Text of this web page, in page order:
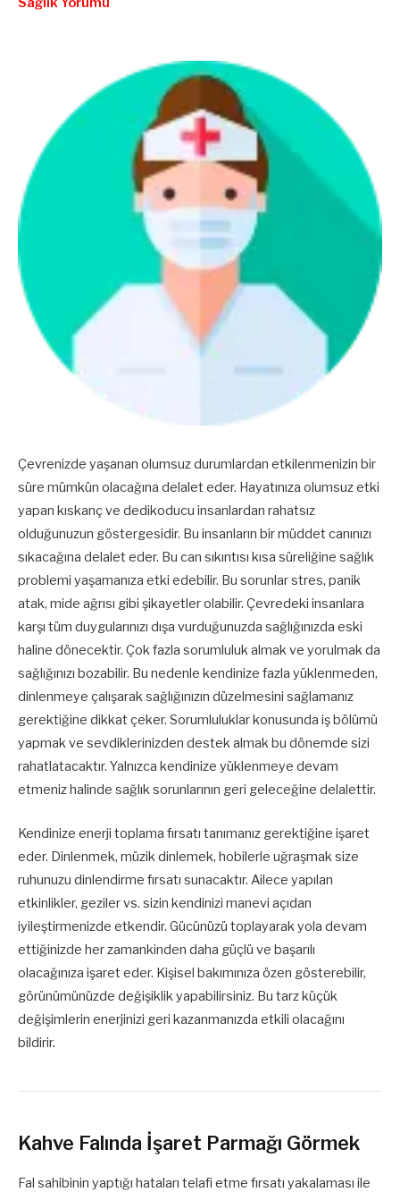
Çevrenizde yaşanan olumsuz durumlardan etkilenmenizin bir
süre mümkün olacağına delalet eder. Hayatınıza olumsuz etki
yapan kıskanç ve dedikoducu insanlardan rahatsız
olduğunuzun göstergesidir. Bu insanların bir müddet canınızı
sıkacağına delalet eder. Bu can sıkıntısı kısa süreliğine sağlık
problemi yaşamanıza etki edebilir. Bu sorunlar stres, panik
atak, mide ağrısı gibi şikayetler olabilir. Çevredeki insanlara
karşı tüm duygularınızı dışa vurduğunuzda sağlığınızda eski
haline dönecektir. Çok fazla sorumluluk almak ve yorulmak da
sağlığınızı bozabilir. Bu nedenle kendinize fazla yüklenmeden,
dinlenmeye çalışarak sağlığınızın düzelmesini sağlamanız
gerektiğine dikkat çeker. Sorumluluklar konusunda iş bölümü
yapmak ve sevdiklerinizden destek almak bu dönemde sizi
rahatlatacaktır. Yalnızca kendinize yüklenmeye devam
etmeniz halinde sağlık sorunlarının geri geleceğine delalettir.
Kendinize enerji toplama fırsatı tanımanız gerektiğine işaret
eder. Dinlenmek, müzik dinlemek, hobilerle uğraşmak size
ruhunuzu dinlendirme fırsatı sunacaktır. Ailece yapılan
etkinlikler, geziler vs. sizin kendinizi manevi açıdan
iyileştirmenizde etkendir. Gücünüzü toplayarak yola devam
ettiğinizde her zamankinden daha güçlü ve başarılı
olacağınıza işaret eder. Kişisel bakımınıza özen gösterebilir,
görünümünüzde değişiklik yapabilirsiniz. Bu tarz küçük
değişimlerin enerjinizi geri kazanmanızda etkili olacağını
bildirir.
Kahve Falında İşaret Parmağı Görmek
Fal sahibinin yaptığı hataları telafi etme fırsatı yakalaması ile